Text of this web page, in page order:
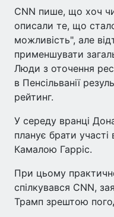
CNN пише, що хоч
описали те, що
можливість", але
применшувати
Люди з оточення
в Пенсільванії
рейтинг.
У середу вранці
планує брати
Камалою Гарріс.
При цьому
спілкувався CNN,
Трамп зрештою